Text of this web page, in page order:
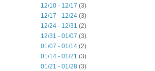
12/10 - 12/17 (3)
12/17 - 12/24 (3)
12/24 - 12/31 (2)
12/31 - 01/07 (3)
01/07 - 01/14 (2)
01/14 - 01/21 (3)
01/21 - 01/28 (3)